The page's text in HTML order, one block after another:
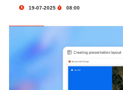
19-07-2025 08:00